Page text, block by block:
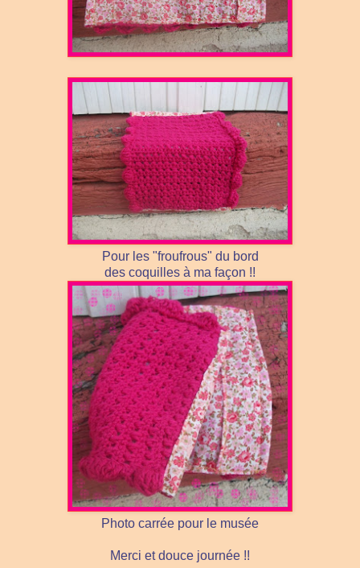
Pour les "froufrous" du bord
des coquilles à ma façon !!
Photo carrée pour le musée
Merci et douce journée !!